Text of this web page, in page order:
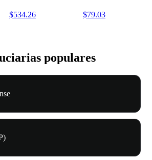
$534.26 $79.03
populares